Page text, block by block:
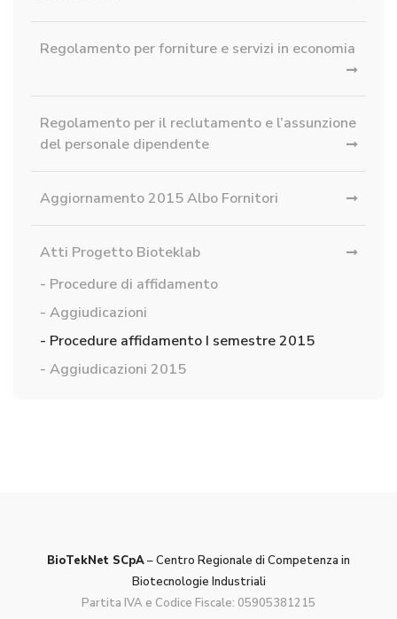
Regolamento per forniture e servizi in economia
Regolamento per il reclutamento e l’assunzione
del personale dipendente
Aggiornamento 2015 Albo Fornitori
Atti Progetto Bioteklab
Procedure di affidamento
Aggiudicazioni
Procedure affidamento I semestre 2015
Aggiudicazioni 2015
BioTekNet SCpA– Centro Regionale di Competenza in
Biotecnologie Industriali
Partita IVA e Codice Fiscale: 05905381215